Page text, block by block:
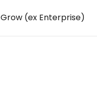
Grow (ex Enterprise)